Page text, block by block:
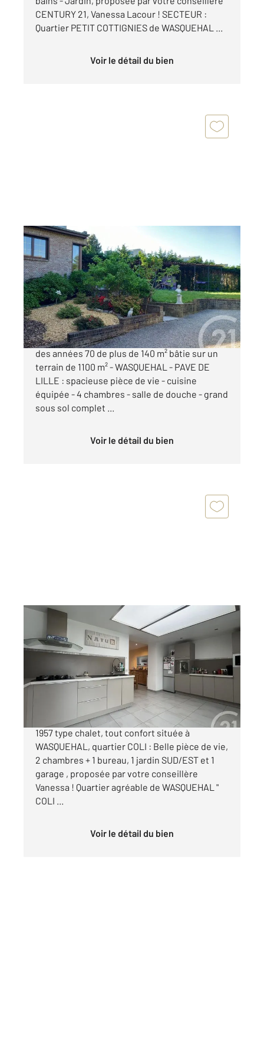
CENTURY 21, Vanessa Lacour ! SECTEUR :
Quartier PETIT COTTIGNIES de WASQUEHAL ...
Voir le détail du bien
WASQUEHAL 59
134,50 m2 , 5 pièces
Ref : 1393
Maison à vendre
618 000 €
MAISON INDIVIDUELLE DE STYLE PLAIN PIED
des années 70 de plus de 140 m² bâtie sur un
terrain de 1100 m² - WASQUEHAL - PAVE DE
LILLE : spacieuse pièce de vie - cuisine
équipée - 4 chambres - salle de douche - grand
sous sol complet ...
Voir le détail du bien
WASQUEHAL 59
85 m , 4 pièces
Ref : 1233
Maison à vendre
292 000 €
Charmante MAISON SEMI INDIVIDUELLE de
1957 type chalet, tout confort située à
WASQUEHAL, quartier COLI : Belle pièce de vie,
2 chambres + 1 bureau, 1 jardin SUD/EST et 1
garage , proposée par votre conseillère
Vanessa ! Quartier agréable de WASQUEHAL "
COLI ...
Voir le détail du bien